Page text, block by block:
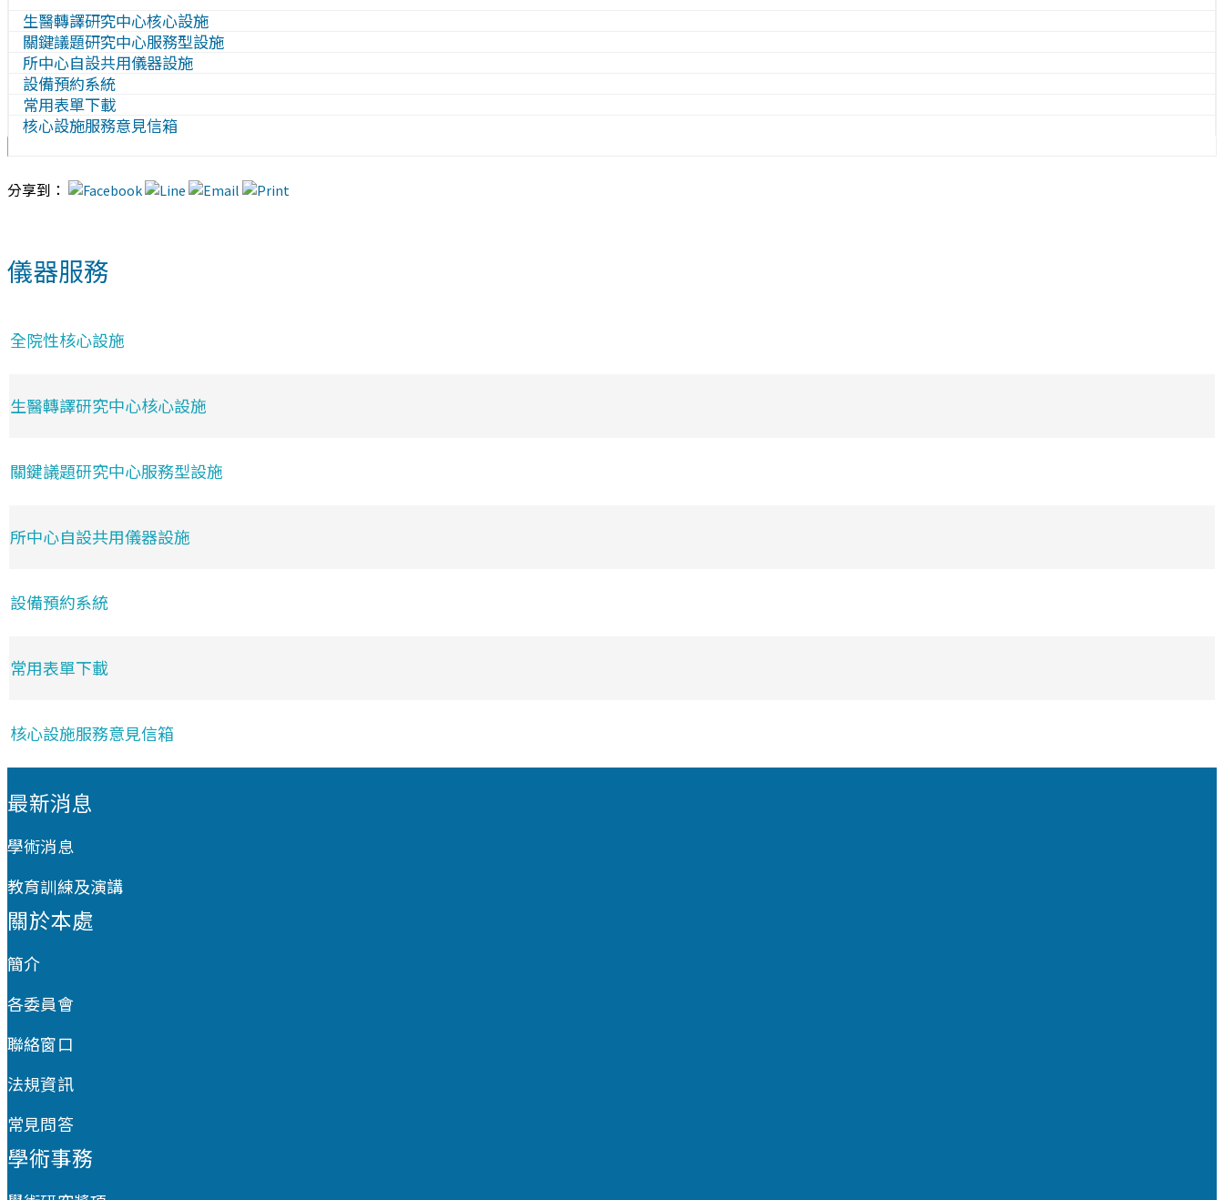
生醫轉譯研究中心核心設施
關鍵議題研究中心服務型設施
所中心自設共用儀器設施
設備預約系統
常用表單下載
核心設施服務意見信箱
分享到：
儀器服務
全院性核心設施
生醫轉譯研究中心核心設施
關鍵議題研究中心服務型設施
所中心自設共用儀器設施
設備預約系統
常用表單下載
核心設施服務意見信箱
最新消息
學術消息
教育訓練及演講
關於本處
簡介
各委員會
聯絡窗口
法規資訊
常見問答
學術事務